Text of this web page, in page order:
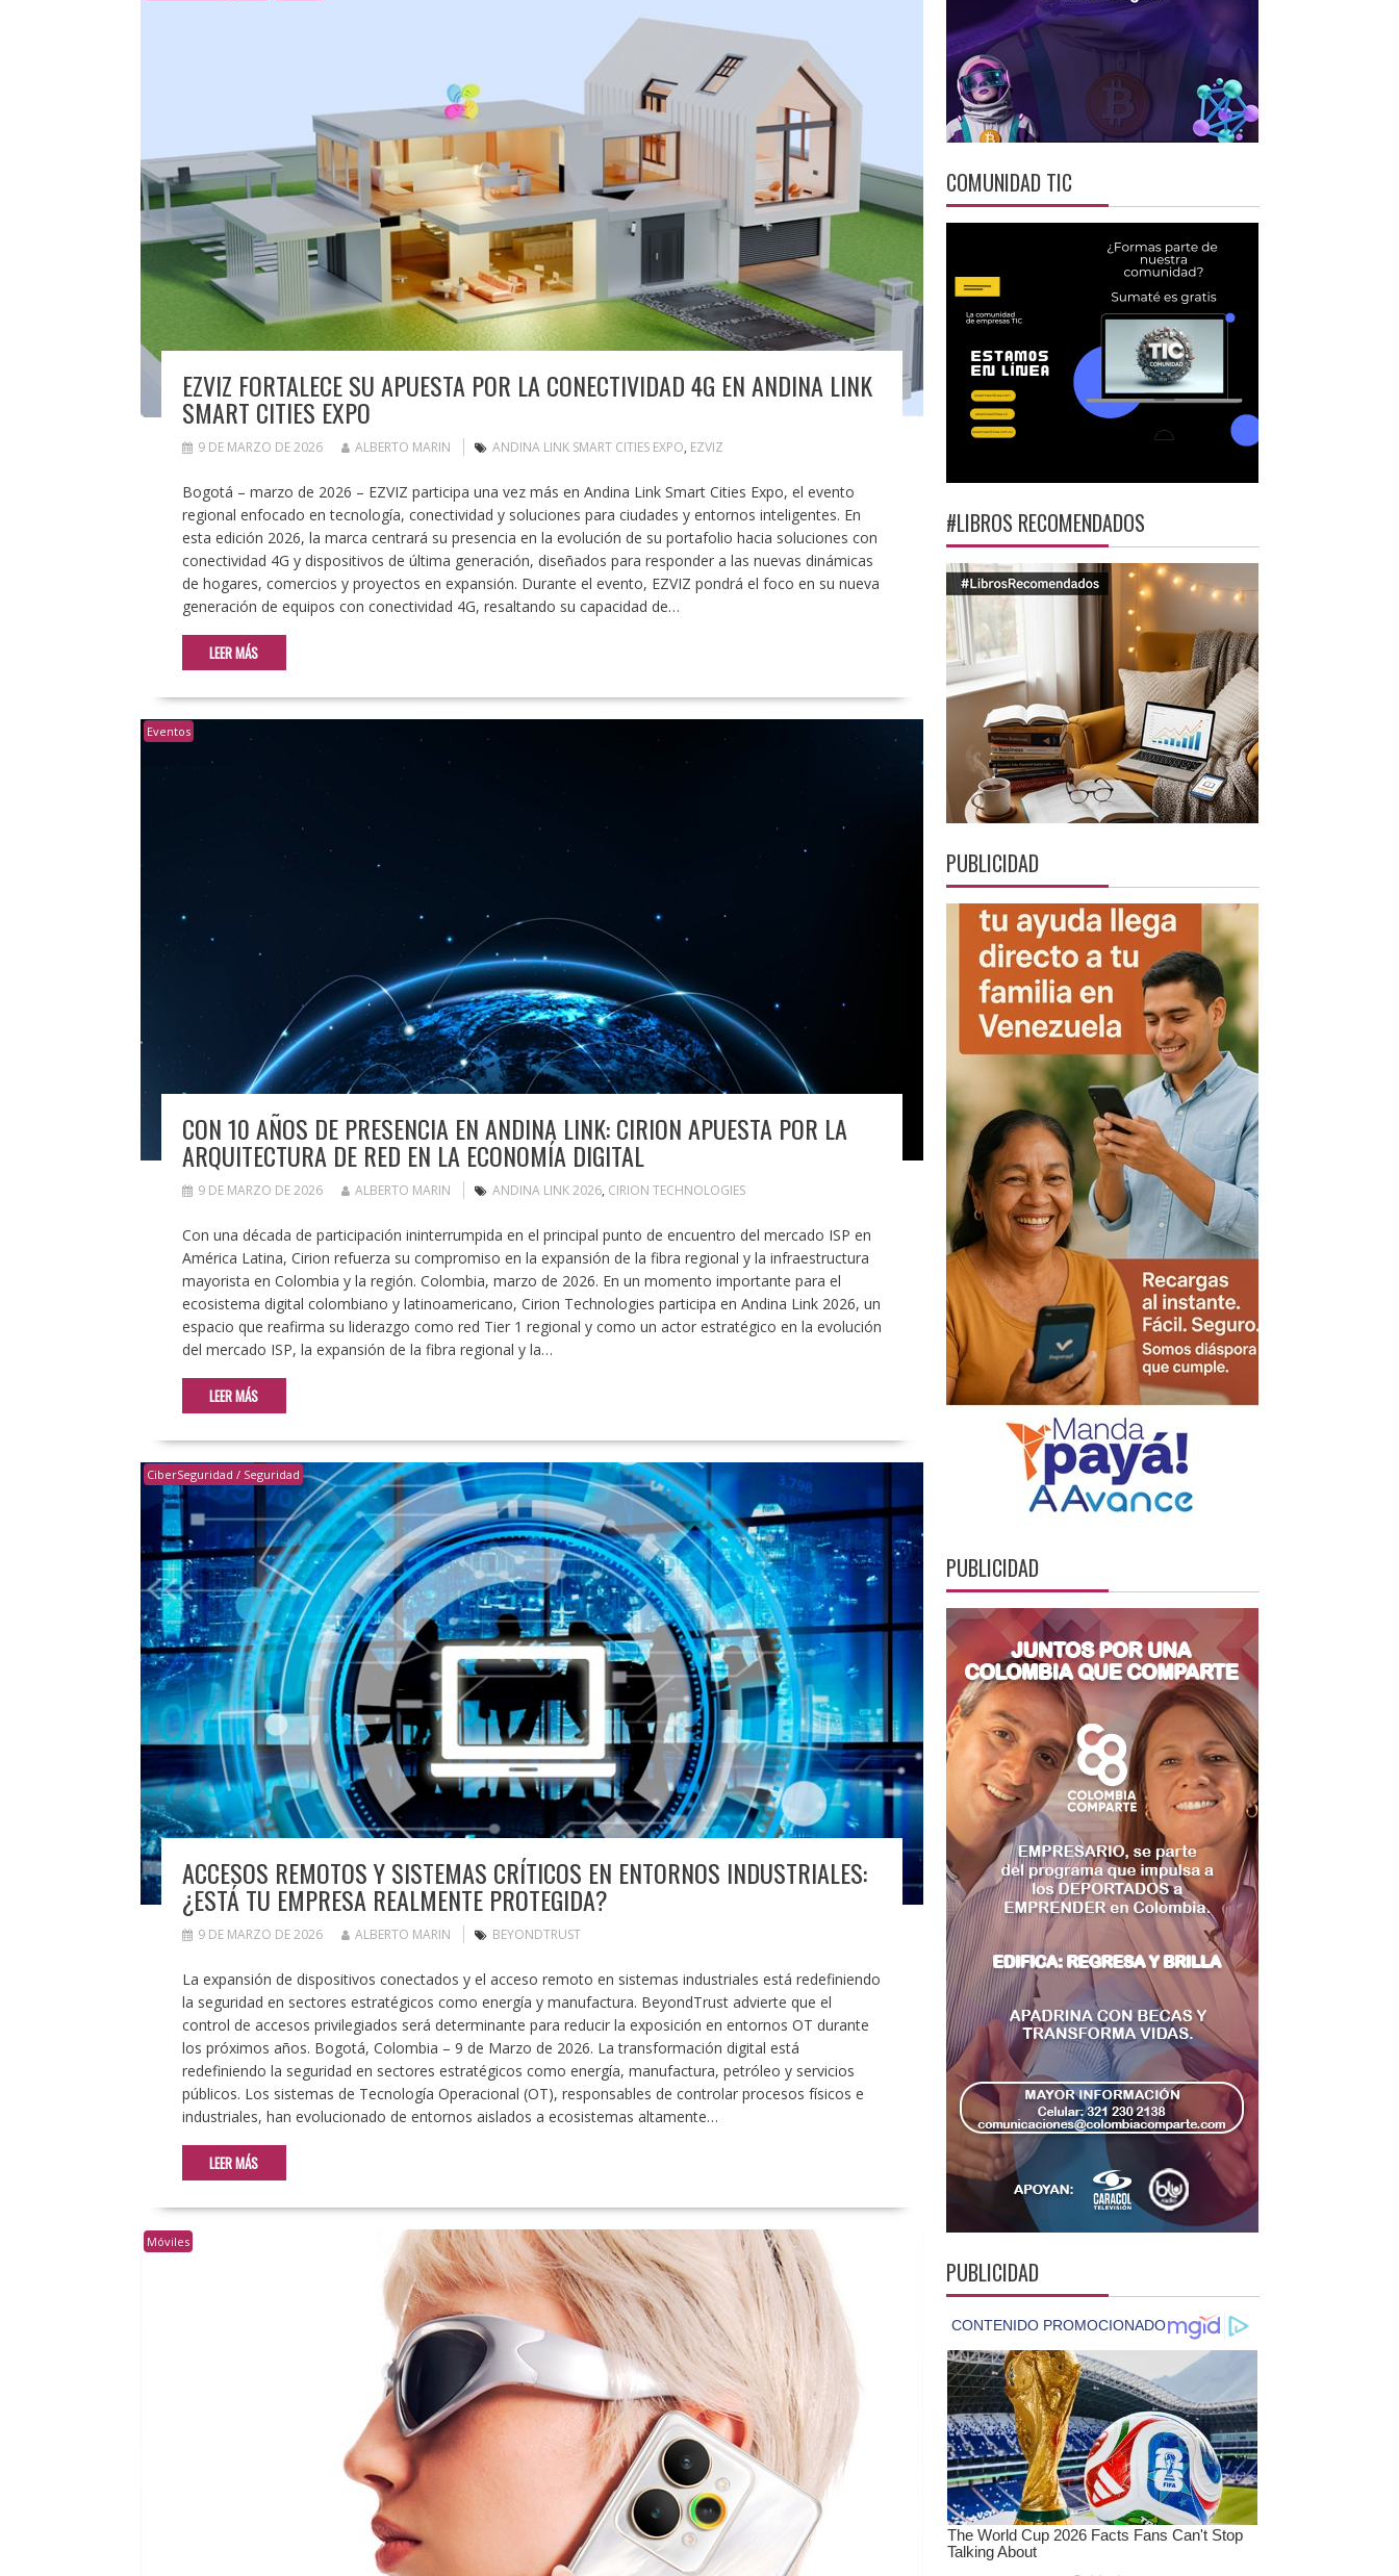
EZVIZ FORTALECE SU APUESTA POR LA CONECTIVIDAD 4G EN ANDINA LINK
SMART CITIES EXPO
9 DE MARZO DE 2026 ALBERTO MARIN ANDINA LINK SMART CITIES EXPO, EZVIZ
Bogotá – marzo de 2026 – EZVIZ participa una vez más en Andina Link Smart Cities Expo, el evento
regional enfocado en tecnología, conectividad y soluciones para ciudades y entornos inteligentes. En
esta edición 2026, la marca centrará su presencia en la evolución de su portafolio hacia soluciones con
conectividad 4G y dispositivos de última generación, diseñados para responder a las nuevas dinámicas
de hogares, comercios y proyectos en expansión. Durante el evento, EZVIZ pondrá el foco en su nueva
generación de equipos con conectividad 4G, resaltando su capacidad de…
LEER MÁS
Eventos
CON 10 AÑOS DE PRESENCIA EN ANDINA LINK: CIRION APUESTA POR LA
ARQUITECTURA DE RED EN LA ECONOMÍA DIGITAL
9 DE MARZO DE 2026 ALBERTO MARIN ANDINA LINK 2026, CIRION TECHNOLOGIES
Con una década de participación ininterrumpida en el principal punto de encuentro del mercado ISP en
América Latina, Cirion refuerza su compromiso en la expansión de la fibra regional y la infraestructura
mayorista en Colombia y la región. Colombia, marzo de 2026. En un momento importante para el
ecosistema digital colombiano y latinoamericano, Cirion Technologies participa en Andina Link 2026, un
espacio que reafirma su liderazgo como red Tier 1 regional y como un actor estratégico en la evolución
del mercado ISP, la expansión de la fibra regional y la…
LEER MÁS
CiberSeguridad / Seguridad
ACCESOS REMOTOS Y SISTEMAS CRÍTICOS EN ENTORNOS INDUSTRIALES:
¿ESTÁ TU EMPRESA REALMENTE PROTEGIDA?
9 DE MARZO DE 2026 ALBERTO MARIN BEYONDTRUST
La expansión de dispositivos conectados y el acceso remoto en sistemas industriales está redefiniendo
la seguridad en sectores estratégicos como energía y manufactura. BeyondTrust advierte que el
control de accesos privilegiados será determinante para reducir la exposición en entornos OT durante
los próximos años. Bogotá, Colombia – 9 de Marzo de 2026. La transformación digital está
redefiniendo la seguridad en sectores estratégicos como energía, manufactura, petróleo y servicios
públicos. Los sistemas de Tecnología Operacional (OT), responsables de controlar procesos físicos e
industriales, han evolucionado de entornos aislados a ecosistemas altamente…
LEER MÁS
Móviles
COMUNIDAD TIC
#LIBROS RECOMENDADOS
PUBLICIDAD
PUBLICIDAD
PUBLICIDAD